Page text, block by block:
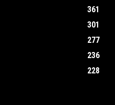
361
301
277
236
228